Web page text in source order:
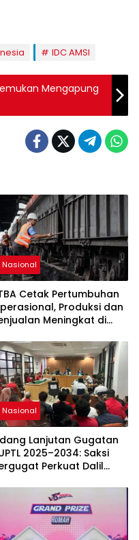
IDC AMSI
Mengapung
Nasional
Cetak Pertumbuhan
Produksi dan
Meningkat di
2025
Nasional
Lanjutan Gugatan
2025–2034: Saksi
Perkuat Dalil